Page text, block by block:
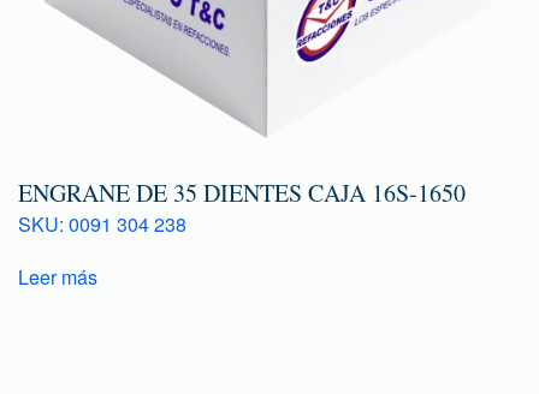
ENGRANE DE 35 DIENTES CAJA 16S-1650
SKU: 0091 304 238
Leer más